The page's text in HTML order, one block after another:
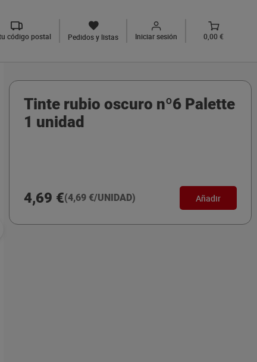
código postal Pedidos y listas Iniciar sesión 0,00 €
Tinte rubio oscuro nº6 Palette
1 unidad
4,69 €(4,69 €/UNIDAD) Añadir